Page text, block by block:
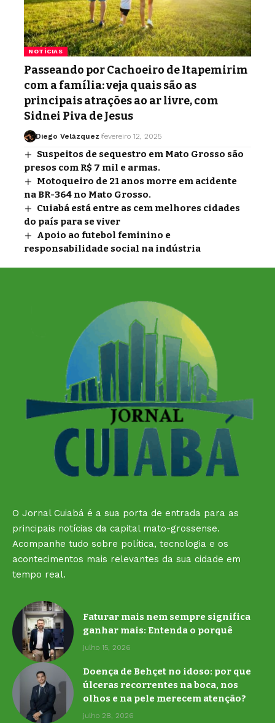
NOTÍCIAS
Passeando por Cachoeiro de Itapemirim
com a família: veja quais são as
principais atrações ao ar livre, com
Sidnei Piva de Jesus
Diego Velázquez fevereiro 12, 2025
Suspeitos de sequestro em Mato Grosso são
presos com R$ 7 mil e armas.
Motoqueiro de 21 anos morre em acidente
na BR-364 no Mato Grosso.
Cuiabá está entre as cem melhores cidades
do país para se viver
Apoio ao futebol feminino e
responsabilidade social na indústria
O Jornal Cuiabá é a sua porta de entrada para as
principais notícias da capital mato-grossense.
Acompanhe tudo sobre política, tecnologia e os
acontecimentos mais relevantes da sua cidade em
tempo real.
Faturar mais nem sempre significa
ganhar mais: Entenda o porquê
julho 15, 2026
Doença de Behçet no idoso: por que
úlceras recorrentes na boca, nos
olhos e na pele merecem atenção?
julho 28, 2026